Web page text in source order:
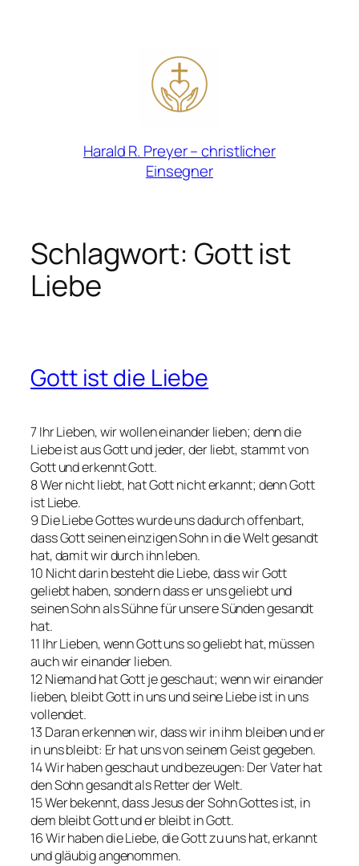
Harald R. Preyer – christlicher
Einsegner
Schlagwort: Gott ist
Liebe
Gott ist die Liebe
7 Ihr Lieben, wir wollen einander lieben; denn die
Liebe ist aus Gott und jeder, der liebt, stammt von
Gott und erkennt Gott.
8 Wer nicht liebt, hat Gott nicht erkannt; denn Gott
ist Liebe.
9 Die Liebe Gottes wurde uns dadurch offenbart,
dass Gott seinen einzigen Sohn in die Welt gesandt
hat, damit wir durch ihn leben.
10 Nicht darin besteht die Liebe, dass wir Gott
geliebt haben, sondern dass er uns geliebt und
seinen Sohn als Sühne für unsere Sünden gesandt
hat.
11 Ihr Lieben, wenn Gott uns so geliebt hat, müssen
auch wir einander lieben.
12 Niemand hat Gott je geschaut; wenn wir einander
lieben, bleibt Gott in uns und seine Liebe ist in uns
vollendet.
13 Daran erkennen wir, dass wir in ihm bleiben und er
in uns bleibt: Er hat uns von seinem Geist gegeben.
14 Wir haben geschaut und bezeugen: Der Vater hat
den Sohn gesandt als Retter der Welt.
15 Wer bekennt, dass Jesus der Sohn Gottes ist, in
dem bleibt Gott und er bleibt in Gott.
16 Wir haben die Liebe, die Gott zu uns hat, erkannt
und gläubig angenommen.